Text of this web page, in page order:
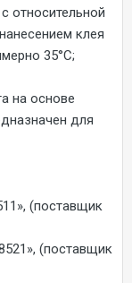
относительной
клея
35°С;
на основе
для
(поставщик
(поставщик